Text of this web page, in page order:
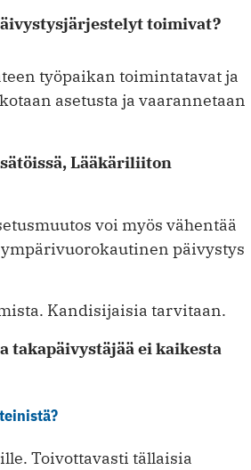
toimivat?
työpaikan toimintatavat ja
asetusta ja vaarannetaan
Lääkäriliiton
voi myös vähentää
päivystys
Kandisijaisia tarvitaan.
takapäivystäjää ei kaikesta
Toivottavasti tällaisia